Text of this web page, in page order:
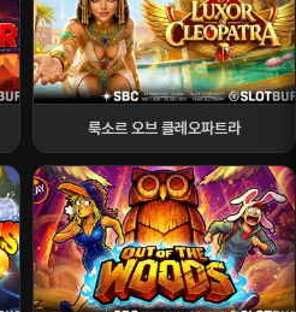
룩소르 오브 클레오파트라